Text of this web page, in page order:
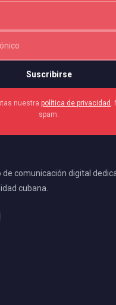
Suscribirse
nuestra política de privacidad .
spam.
de comunicación digital
cubana.